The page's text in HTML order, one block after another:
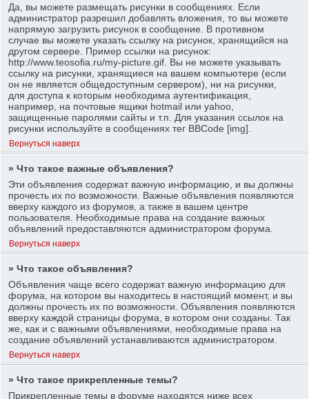
Да, вы можете размещать рисунки в сообщениях. Если
администратор разрешил добавлять вложения, то вы можете
напрямую загрузить рисунок в сообщение. В противном
случае вы можете указать ссылку на рисунок, хранящийся на
другом сервере. Пример ссылки на рисунок:
http://www.teosofia.ru/my-picture.gif. Вы не можете указывать
ссылку на рисунки, хранящиеся на вашем компьютере (если
он не является общедоступным сервером), ни на рисунки,
для доступа к которым необходима аутентификация,
например, на почтовые ящики hotmail или yahoo,
защищенные паролями сайты и т.п. Для указания ссылок на
рисунки используйте в сообщениях тег BBCode [img].
Вернуться наверх
» Что такое важные объявления?
Эти объявления содержат важную информацию, и вы должны
прочесть их по возможности. Важные объявления появляются
вверху каждого из форумов, а также в вашем центре
пользователя. Необходимые права на создание важных
объявлений предоставляются администратором форума.
Вернуться наверх
» Что такое объявления?
Объявления чаще всего содержат важную информацию для
форума, на котором вы находитесь в настоящий момент, и вы
должны прочесть их по возможности. Объявления появляются
вверху каждой страницы форума, в котором они созданы. Так
же, как и с важными объявлениями, необходимые права на
создание объявлений устанавливаются администратором.
Вернуться наверх
» Что такое прикрепленные темы?
Прикрепленные темы в форуме находятся ниже всех